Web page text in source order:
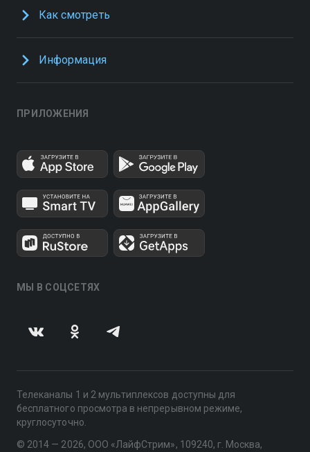
Как смотреть
Информация
ПРИЛОЖЕНИЯ
МЫ В СОЦСЕТЯХ
Телеканалы 1 и 2 мультиплексов доступны для
бесплатного просмотра в непрерывном режиме,
круглосуточно.
© 2014 — 2026, ООО «ЛайфСтрим», 109240, г. Москва,